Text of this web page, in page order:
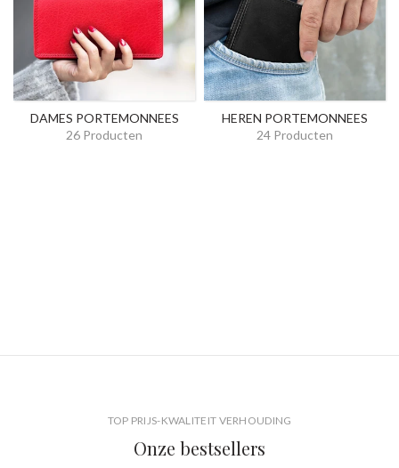
DAMES PORTEMONNEES
26 Producten
HEREN PORTEMONNEES
24 Producten
TOP PRIJS-KWALITEIT VERHOUDING
Onze bestsellers